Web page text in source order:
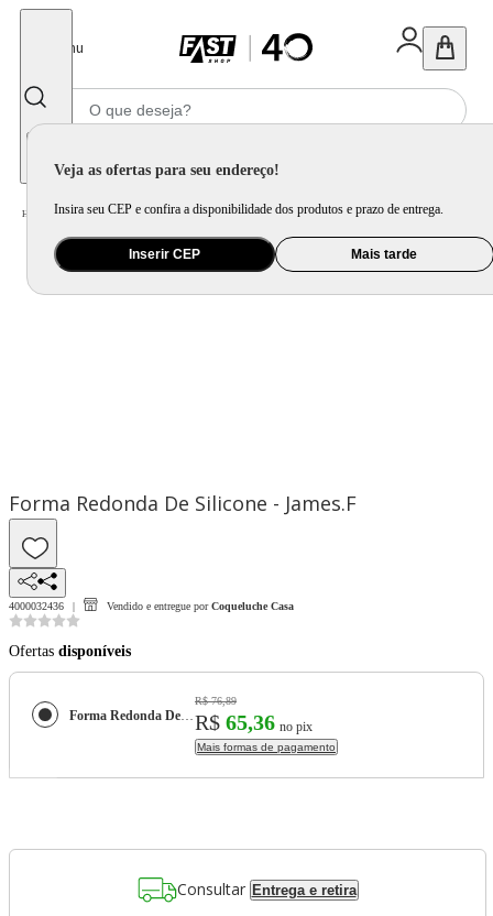
Menu
Veja as ofertas para seu endereço!
Insira seu CEP e confira a disponibilidade dos produtos e prazo de entrega.
Inserir CEP Mais tarde
Home Utilidade Doméstica Cozinha / Assadeira, Forma e Travessa
Forma Redonda De Silicone - James.F
4000032436 Vendido e entregue por Coqueluche Casa
Ofertas disponíveis
Forma Redonda De Silicone - James.F
R$ 76,89
R$ 65,36 no pix
Mais formas de pagamento
Consultar Entrega e retira